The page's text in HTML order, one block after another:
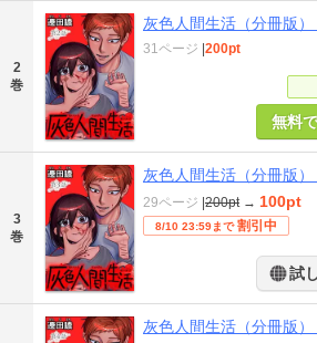
2
巻
灰色人間生活（分冊版）
31ページ 200pt
無料
3
巻
灰色人間生活（分冊版）
29ページ 200pt → 100pt
8/10 23:59まで 割引中
試
灰色人間生活（分冊版）